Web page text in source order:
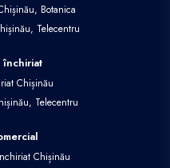
Botanica
Telecentru
Chișinău
Telecentru
Chișinău